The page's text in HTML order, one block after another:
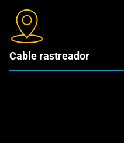
Cable rastreador